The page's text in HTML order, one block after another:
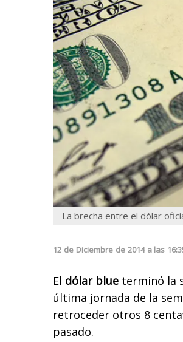
La brecha entre el dólar
12 de Diciembre de 2014 a las
El dólar blue terminó la
última jornada de la
retroceder otros 8
pasado.